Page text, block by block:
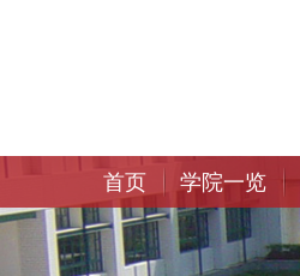
首页 学院一览